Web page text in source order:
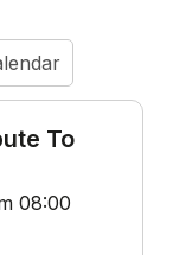
To
08:00